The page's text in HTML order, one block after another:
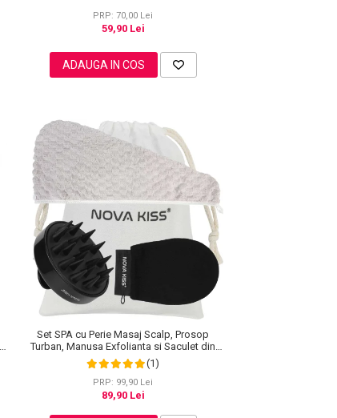
PRP: 70,00 Lei
59,90 Lei
ADAUGA IN COS
Set SPA cu Perie Masaj Scalp, Prosop
Turban, Manusa Exfolianta si Saculet din
Bumbac, NOVA KISS®
(1)
PRP: 99,90 Lei
89,90 Lei